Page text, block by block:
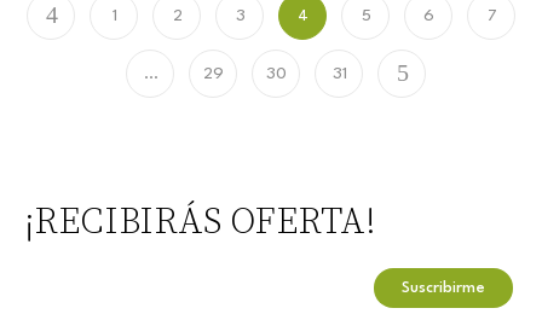
1 2 3 4 5 6 7
… 29 30 31
¡RECIBIRÁS OFERTA!